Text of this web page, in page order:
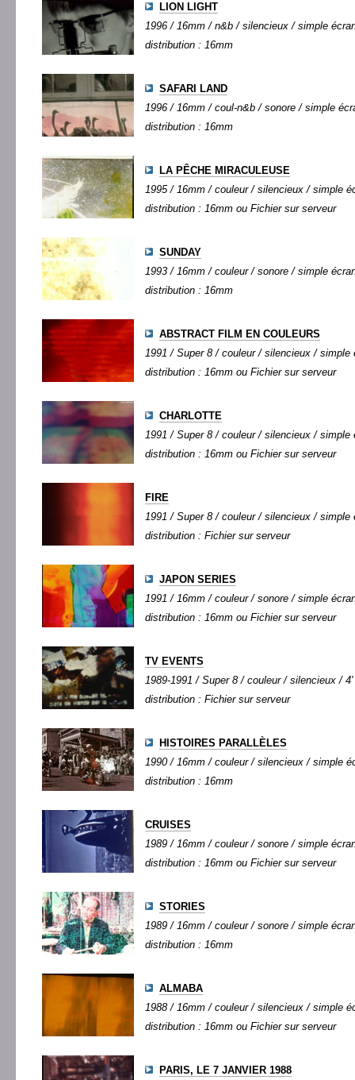
LION LIGHT
1996 / 16mm / n&b / silencieux / simple
distribution : 16mm
SAFARI LAND
1996 / 16mm / coul-n&b / sonore / simple
distribution : 16mm
LA PÊCHE MIRACULEUSE
1995 / 16mm / couleur / silencieux / simple
distribution : 16mm ou Fichier sur serveur
SUNDAY
1993 / 16mm / couleur / sonore / simple
distribution : 16mm
ABSTRACT FILM EN COULEURS
1991 / Super 8 / couleur / silencieux / simple
distribution : 16mm ou Fichier sur serveur
CHARLOTTE
1991 / Super 8 / couleur / silencieux / simple
distribution : 16mm ou Fichier sur serveur
FIRE
1991 / Super 8 / couleur / silencieux / simple
distribution : Fichier sur serveur
JAPON SERIES
1991 / 16mm / couleur / sonore / simple
distribution : 16mm ou Fichier sur serveur
TV EVENTS
1989-1991 / Super 8 / couleur / silencieux /
distribution : Fichier sur serveur
HISTOIRES PARALLÈLES
1990 / 16mm / couleur / silencieux / simple
distribution : 16mm
CRUISES
1989 / 16mm / couleur / sonore / simple
distribution : 16mm ou Fichier sur serveur
STORIES
1989 / 16mm / couleur / sonore / simple
distribution : 16mm
ALMABA
1988 / 16mm / couleur / silencieux / simple
distribution : 16mm ou Fichier sur serveur
PARIS, LE 7 JANVIER 1988